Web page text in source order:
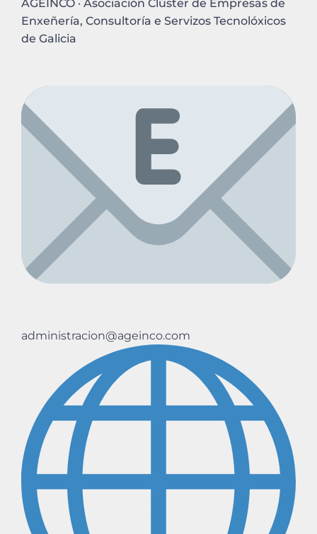
AGEINCO · Asociación Clúster de Empresas de
Enxeñería, Consultoría e Servizos Tecnolóxicos
de Galicia
administracion@ageinco.com